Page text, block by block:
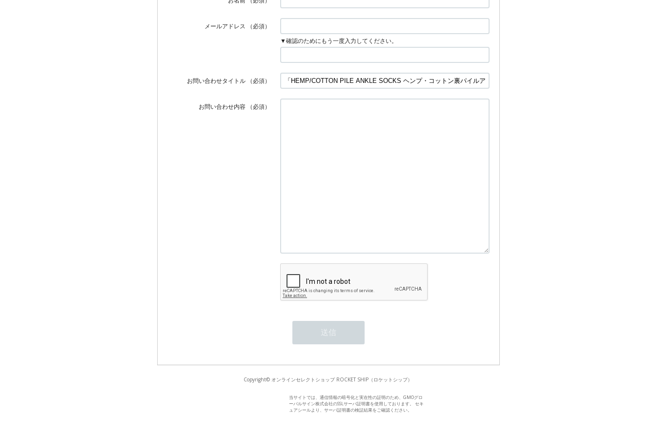
メールアドレス
（必須）
▼確認のためにもう一度入力してください。
お問い合わせタイトル （必須）
お問い合わせ内容 （必須）
Copyright© オンラインセレクトショップ ROCKET SHIP（ロケットシップ）
当サイトでは、通信情報の暗号化と実在性の証明のため、GMOグロ
ーバルサイン株式会社のSSLサーバ証明書を使用しております。 セキ
ュアシールより、サーバ証明書の検証結果をご確認ください。